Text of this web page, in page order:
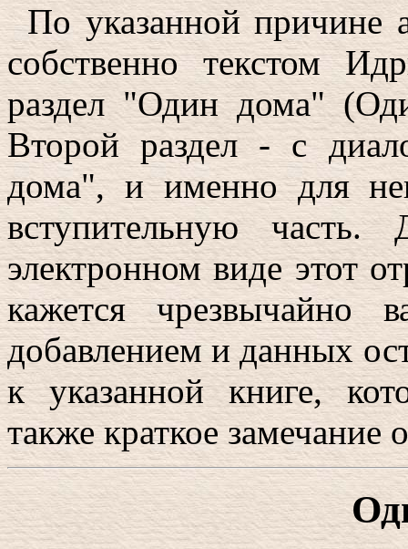
По указанной причине
собственно текстом
раздел "Один дома"
Второй раздел - с
дома", и именно для
вступительную
электронном виде этот
кажется
добавлением и данных
к указанной книге,
также краткое